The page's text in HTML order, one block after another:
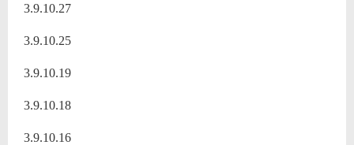
3.9.10.27
3.9.10.25
3.9.10.19
3.9.10.18
3.9.10.16